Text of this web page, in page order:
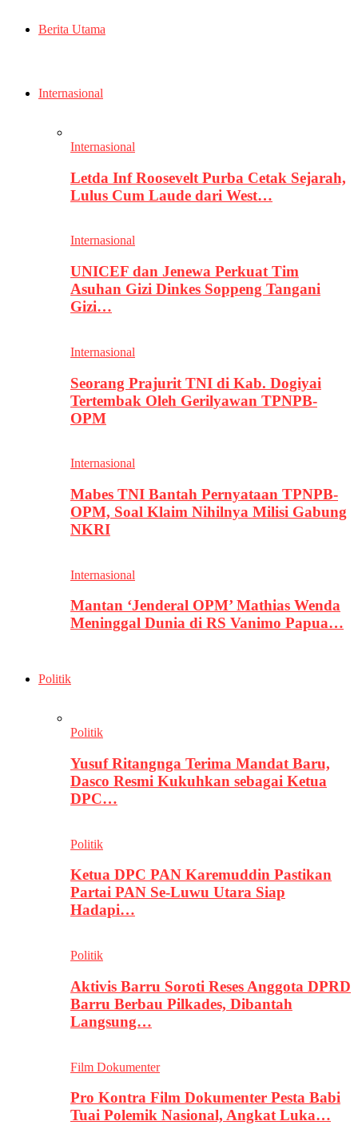
Berita Utama
Internasional
Internasional
Letda Inf Roosevelt Purba Cetak Sejarah,
Lulus Cum Laude dari West…
Internasional
UNICEF dan Jenewa Perkuat Tim
Asuhan Gizi Dinkes Soppeng Tangani
Gizi…
Internasional
Seorang Prajurit TNI di Kab. Dogiyai
Tertembak Oleh Gerilyawan TPNPB-
OPM
Internasional
Mabes TNI Bantah Pernyataan TPNPB-
OPM, Soal Klaim Nihilnya Milisi Gabung
NKRI
Internasional
Mantan ‘Jenderal OPM’ Mathias Wenda
Meninggal Dunia di RS Vanimo Papua…
Politik
Politik
Yusuf Ritangnga Terima Mandat Baru,
Dasco Resmi Kukuhkan sebagai Ketua
DPC…
Politik
Ketua DPC PAN Karemuddin Pastikan
Partai PAN Se-Luwu Utara Siap
Hadapi…
Politik
Aktivis Barru Soroti Reses Anggota DPRD
Barru Berbau Pilkades, Dibantah
Langsung…
Film Dokumenter
Pro Kontra Film Dokumenter Pesta Babi
Tuai Polemik Nasional, Angkat Luka…